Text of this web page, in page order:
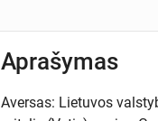
Aprašymas
Aversas: Lietuvos